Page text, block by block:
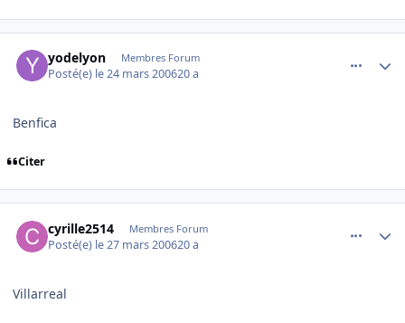
yodelyon Membres Forum
Posté(e) le 24 mars 200620 a
Benfica
Citer
cyrille2514 Membres Forum
Posté(e) le 27 mars 200620 a
Villarreal